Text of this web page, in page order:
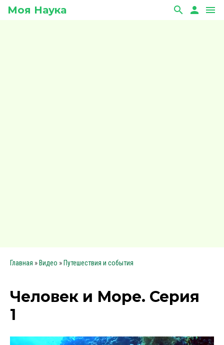
Моя Наука search person menu
Главная » Видео » Путешествия и события
Человек и Море. Серия
1